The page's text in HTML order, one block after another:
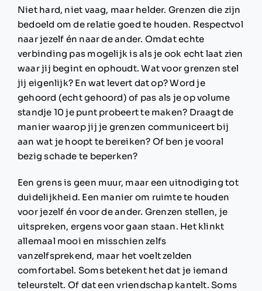
Niet hard, niet vaag, maar helder. Grenzen die zijn
bedoeld om de relatie goed te houden. Respectvol
naar jezelf én naar de ander. Omdat echte
verbinding pas mogelijk is als je ook echt laat zien
waar jij begint en ophoudt. Wat voor grenzen stel
jij eigenlijk? En wat levert dat op? Word je
gehoord (echt gehoord) of pas als je op volume
standje 10 je punt probeert te maken? Draagt de
manier waarop jij je grenzen communiceert bij
aan wat je hoopt te bereiken? Of ben je vooral
bezig schade te beperken?
Een grens is geen muur, maar een uitnodiging tot
duidelijkheid. Een manier om ruimte te houden
voor jezelf én voor de ander. Grenzen stellen, je
uitspreken, ergens voor gaan staan. Het klinkt
allemaal mooi en misschien zelfs
vanzelfsprekend, maar het voelt zelden
comfortabel. Soms betekent het dat je iemand
teleurstelt. Of dat een vriendschap kantelt. Soms